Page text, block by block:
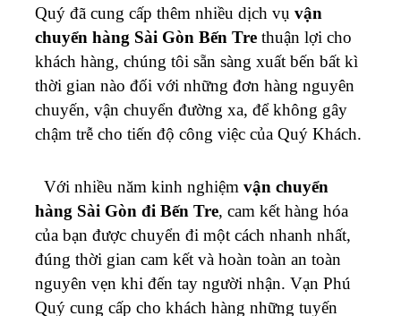
Quý đã cung cấp thêm nhiều dịch vụ vận
chuyển hàng Sài Gòn Bến Tre thuận lợi cho
khách hàng, chúng tôi sẵn sàng xuất bến bất kì
thời gian nào đối với những đơn hàng nguyên
chuyến, vận chuyển đường xa, để không gây
chậm trễ cho tiến độ công việc của Quý Khách.
Với nhiều năm kinh nghiệm vận chuyển
hàng Sài Gòn đi Bến Tre, cam kết hàng hóa
của bạn được chuyển đi một cách nhanh nhất,
đúng thời gian cam kết và hoàn toàn an toàn
nguyên vẹn khi đến tay người nhận. Vạn Phú
Quý cung cấp cho khách hàng những tuyến